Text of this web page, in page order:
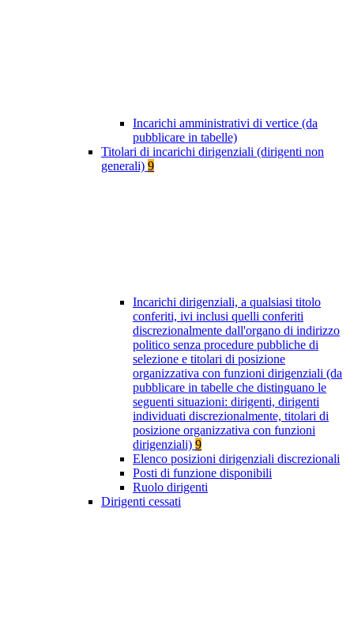
Incarichi amministrativi di vertice (da
pubblicare in tabelle)
Titolari di incarichi dirigenziali (dirigenti non
generali) 9
Incarichi dirigenziali, a qualsiasi titolo
conferiti, ivi inclusi quelli conferiti
discrezionalmente dall'organo di indirizzo
politico senza procedure pubbliche di
selezione e titolari di posizione
organizzativa con funzioni dirigenziali (da
pubblicare in tabelle che distinguano le
seguenti situazioni: dirigenti, dirigenti
individuati discrezionalmente, titolari di
posizione organizzativa con funzioni
dirigenziali) 9
Elenco posizioni dirigenziali discrezionali
Posti di funzione disponibili
Ruolo dirigenti
Dirigenti cessati